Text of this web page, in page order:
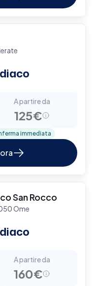
A partire da
125€
immediata
San Rocco
Ome
A partire da
160€